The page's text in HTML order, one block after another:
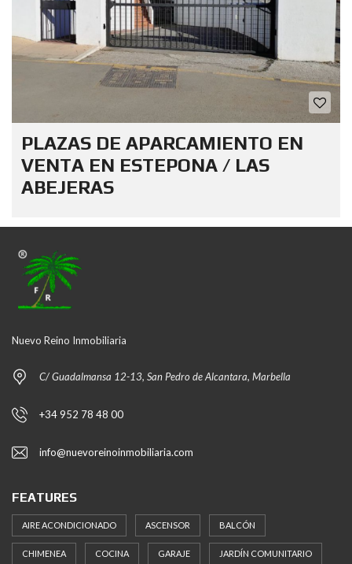
PLAZAS DE APARCAMIENTO EN
VENTA EN ESTEPONA / LAS
ABEJERAS
Nuevo Reino Inmobiliaria
C/ Guadalmansa 12-13, San Pedro de Alcantara, Marbella
+34 952 78 48 00
info@nuevoreinoinmobiliaria.com
FEATURES
AIRE ACONDICIONADO ASCENSOR BALCÓN
CHIMENEA COCINA GARAJE JARDÍN COMUNITARIO